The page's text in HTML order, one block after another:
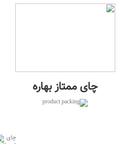
چای ممتاز بهاره